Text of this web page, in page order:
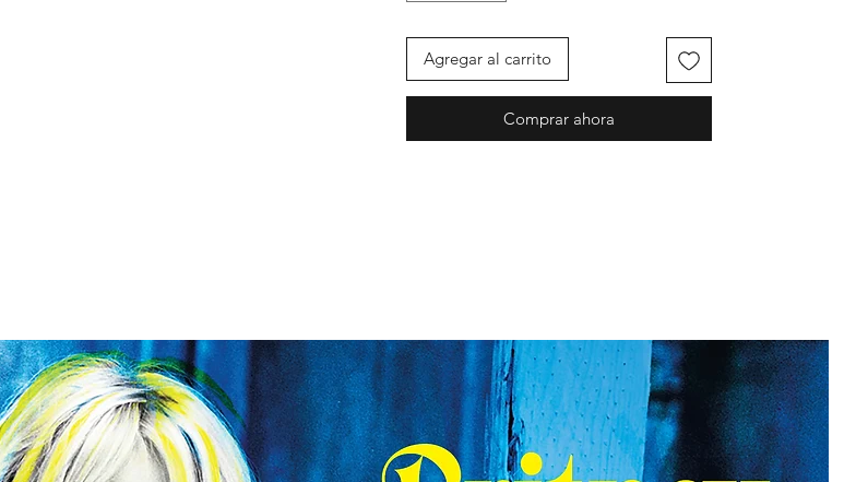
Agregar al carrito
Comprar ahora